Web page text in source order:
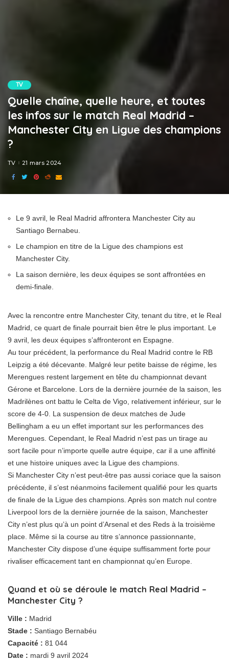
TV
Quelle chaîne, quelle heure, et toutes
les infos sur le match Real Madrid –
Manchester City en Ligue des champions
?
TV 21 mars 2024
Le 9 avril, le Real Madrid affrontera Manchester City au
Santiago Bernabeu.
Le champion en titre de la Ligue des champions est
Manchester City.
La saison dernière, les deux équipes se sont affrontées en
demi-finale.
Avec la rencontre entre Manchester City, tenant du titre, et le Real
Madrid, ce quart de finale pourrait bien être le plus important. Le
9 avril, les deux équipes s’affronteront en Espagne.
Au tour précédent, la performance du Real Madrid contre le RB
Leipzig a été décevante. Malgré leur petite baisse de régime, les
Merengues restent largement en tête du championnat devant
Gérone et Barcelone. Lors de la dernière journée de la saison, les
Madrilènes ont battu le Celta de Vigo, relativement inférieur, sur le
score de 4-0. La suspension de deux matches de Jude
Bellingham a eu un effet important sur les performances des
Merengues. Cependant, le Real Madrid n’est pas un tirage au
sort facile pour n’importe quelle autre équipe, car il a une affinité
et une histoire uniques avec la Ligue des champions.
Si Manchester City n’est peut-être pas aussi coriace que la saison
précédente, il s’est néanmoins facilement qualifié pour les quarts
de finale de la Ligue des champions. Après son match nul contre
Liverpool lors de la dernière journée de la saison, Manchester
City n’est plus qu’à un point d’Arsenal et des Reds à la troisième
place. Même si la course au titre s’annonce passionnante,
Manchester City dispose d’une équipe suffisamment forte pour
rivaliser efficacement tant en championnat qu’en Europe.
Quand et où se déroule le match Real Madrid –
Manchester City ?
Ville : Madrid
Stade : Santiago Bernabéu
Capacité : 81 044
Date : mardi 9 avril 2024